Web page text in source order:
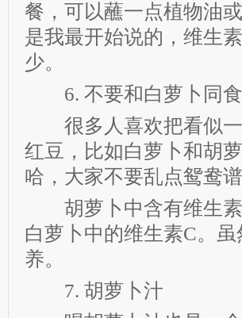
餐，可以蘸一点植物油
是我最开始说的，维生
少。
6. 不要和白萝卜同食
很多人喜欢把看似一
红豆，比如白萝卜和胡
哈，大家不要乱点鸳鸯谱
胡萝卜中含有维生素
白萝卜中的维生素C。
养。
7. 胡萝卜汁